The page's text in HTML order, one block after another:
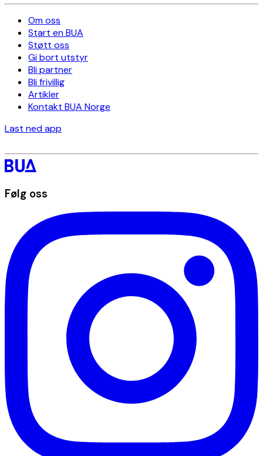
Om oss
Start en BUA
Støtt oss
Gi bort utstyr
Bli partner
Bli frivillig
Artikler
Kontakt BUA Norge
Last ned app
Følg oss